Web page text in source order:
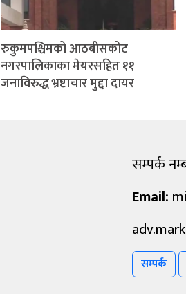
रुकुमपश्चिमको आठबीसकोट
नगरपालिकाका मेयरसहित ११
जनाविरुद्ध भ्रष्टाचार मुद्दा दायर
सम्पर्क
Email:
सम्पर्क